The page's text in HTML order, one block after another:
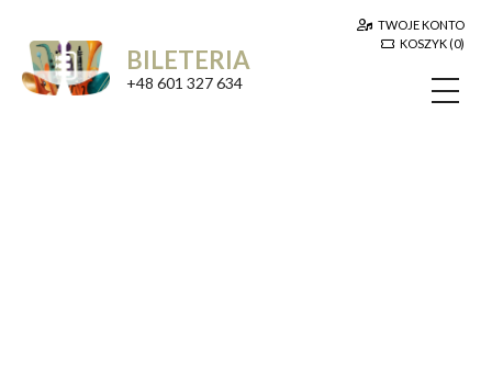
BILETERIA
+48 601 327 634
TWOJE KONTO
KOSZYK (0)